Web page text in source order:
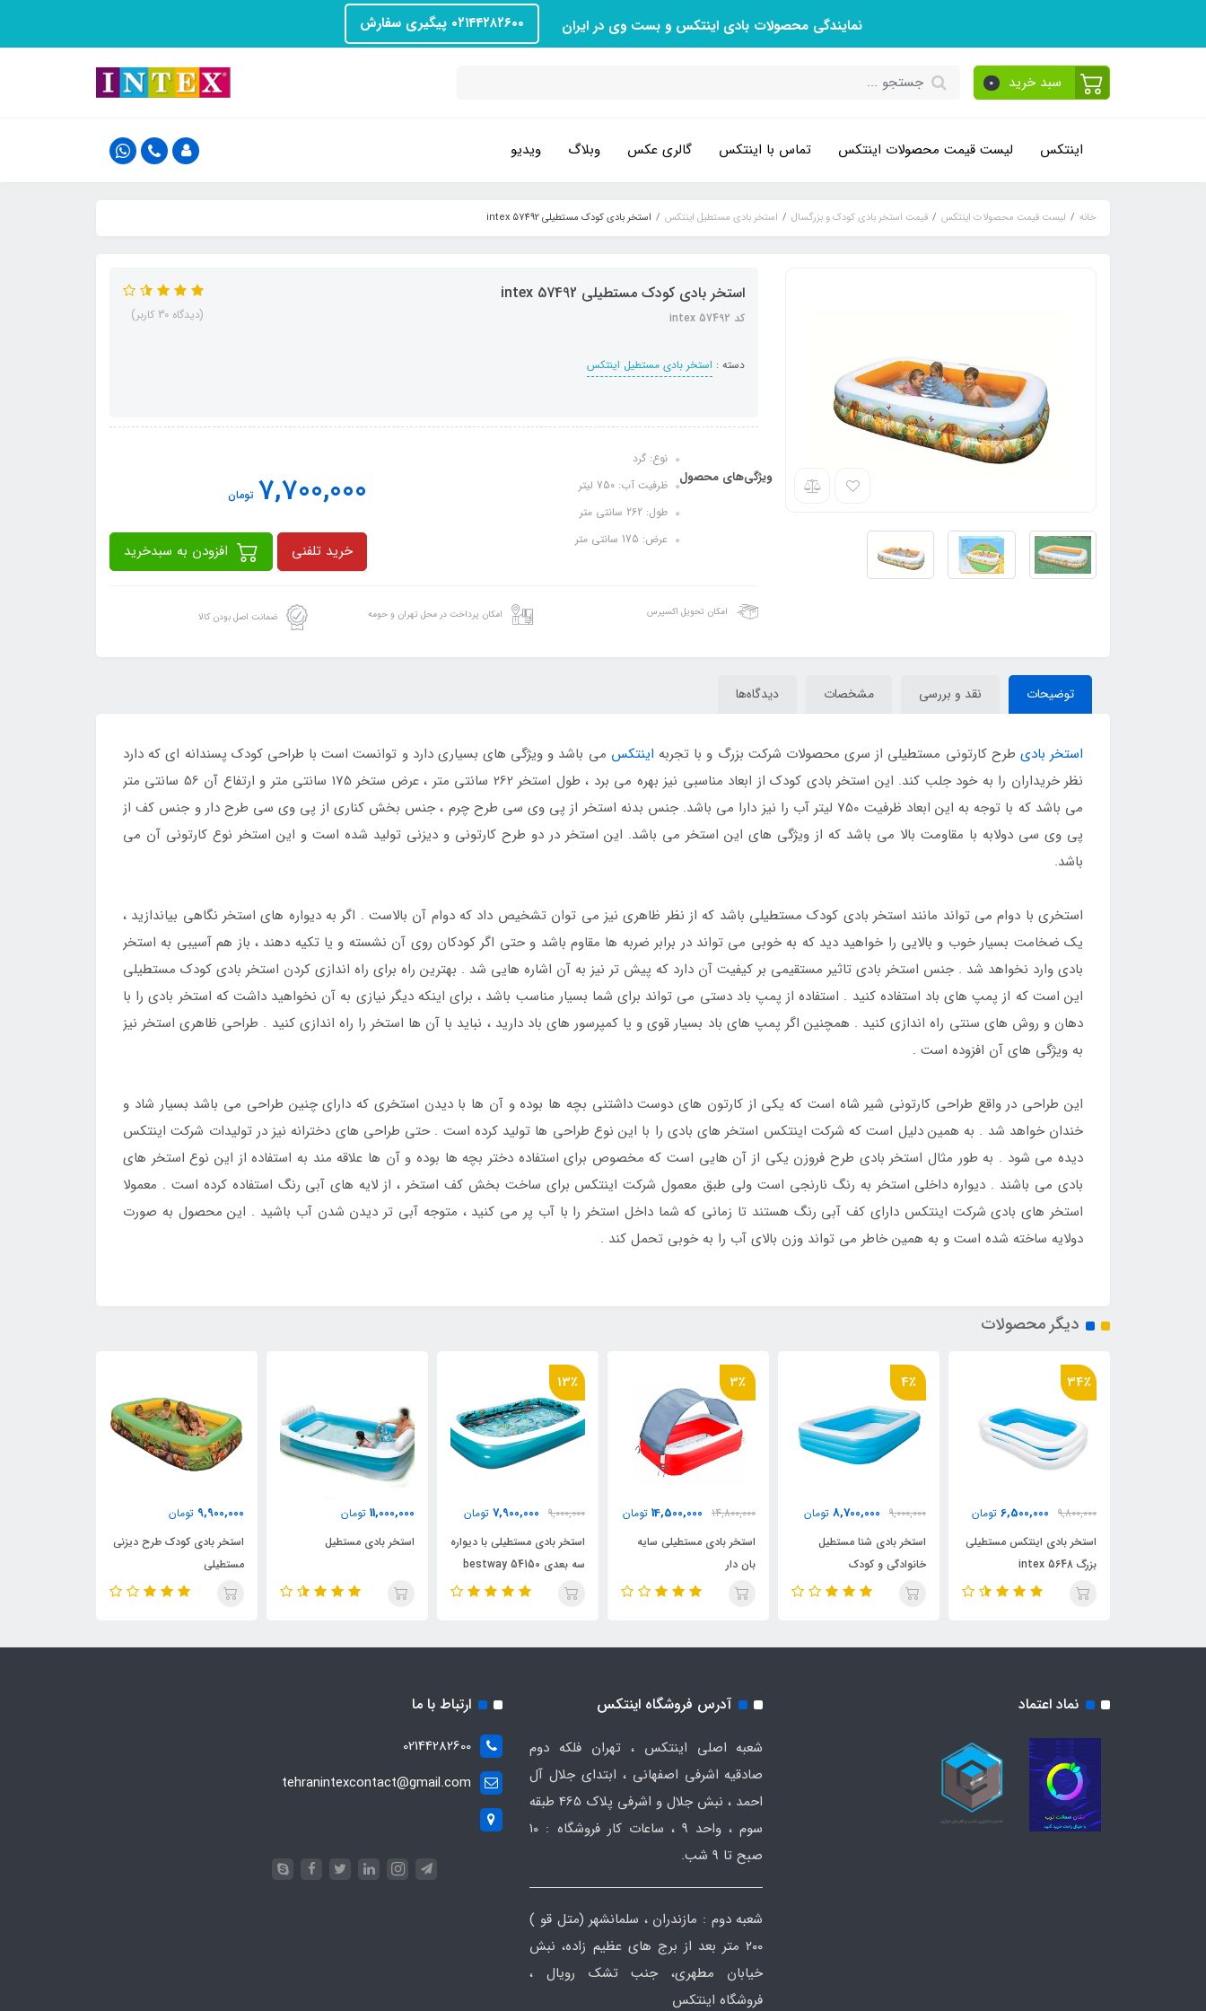
نمایندگی محصولات بادی اینتکس و بست وی در ایران ۰۲۱۴۴۲۸۲۶۰۰ پیگیری سفارش
سبد خرید 0
اینتکس لیست قیمت محصولات اینتکس تماس با اینتکس گالری عکس وبلاگ ویدیو
خانه لیست قیمت محصولات اینتکس قیمت استخر بادی کودک و بزرگسال استخر بادی مستطیل اینتکس استخر بادی کودک مستطیلی intex 57492
استخر بادی کودک مستطیلی intex 57492
کد intex 57492
دسته : استخر بادی مستطیل اینتکس
(دیدگاه 30 کاربر)
ویژگی‌های محصول
نوع: گرد
ظرفیت آب: 750 لیتر
طول: 262 سانتی متر
عرض: 175 سانتی متر
7,700,000 تومان
خرید تلفنی
امکان تحویل اکسپرس امکان پرداخت در محل تهران و حومه ضمانت اصل بودن کالا
توضیحات نقد و بررسی مشخصات دیدگاه‌ها
استخر بادی طرح کارتونی مستطیلی از سری محصولات شرکت بزرگ و با تجربه اینتکس می باشد و ویژگی های بسیاری دارد و توانست است با طراحی کودک پسندانه ای که دارد
نظر خریداران را به خود جلب کند. این استخر بادی کودک از ابعاد مناسبی نیز بهره می برد ، طول استخر 262 سانتی متر ، عرض ستخر 175 سانتی متر و ارتفاع آن 56 سانتی متر
می باشد که با توجه به این ابعاد ظرفیت 750 لیتر آب را نیز دارا می باشد. جنس بدنه استخر از پی وی سی طرح چرم ، جنس بخش کناری از پی وی سی طرح دار و جنس کف از
پی وی سی دولابه با مقاومت بالا می باشد که از ویژگی های این استخر می باشد. این استخر در دو طرح کارتونی و دیزنی تولید شده است و این استخر نوع کارتونی آن می
باشد.
استخری با دوام می تواند مانند استخر بادی کودک مستطیلی باشد که از نظر ظاهری نیز می توان تشخیص داد که دوام آن بالاست . اگر به دیواره های استخر نگاهی بیاندازید ،
یک ضخامت بسیار خوب و بالایی را خواهید دید که به خوبی می تواند در برابر ضربه ها مقاوم باشد و حتی اگر کودکان روی آن نشسته و یا تکیه دهند ، باز هم آسیبی به استخر
بادی وارد نخواهد شد . جنس استخر بادی تاثیر مستقیمی بر کیفیت آن دارد که پیش تر نیز به آن اشاره هایی شد . بهترین راه برای راه اندازی کردن استخر بادی کودک مستطیلی
این است که از پمپ های باد استفاده کنید . استفاده از پمپ باد دستی می تواند برای شما بسیار مناسب باشد ، برای اینکه دیگر نیازی به آن نخواهید داشت که استخر بادی را با
دهان و روش های سنتی راه اندازی کنید . همچنین اگر پمپ های باد بسیار قوی و یا کمپرسور های باد دارید ، نباید با آن ها استخر را راه اندازی کنید . طراحی ظاهری استخر نیز
به ویژگی های آن افزوده است .
این طراحی در واقع طراحی کارتونی شیر شاه است که یکی از کارتون های دوست داشتنی بچه ها بوده و آن ها با دیدن استخری که دارای چنین طراحی می باشد بسیار شاد و
خندان خواهد شد . به همین دلیل است که شرکت اینتکس استخر های بادی را با این نوع طراحی ها تولید کرده است . حتی طراحی های دخترانه نیز در تولیدات شرکت اینتکس
دیده می شود . به طور مثال استخر بادی طرح فروزن یکی از آن هایی است که مخصوص برای استفاده دختر بچه ها بوده و آن ها علاقه مند به استفاده از این نوع استخر های
بادی می باشند . دیواره داخلی استخر به رنگ نارنجی است ولی طبق معمول شرکت اینتکس برای ساخت بخش کف استخر ، از لایه های آبی رنگ استفاده کرده است . معمولا
استخر های بادی شرکت اینتکس دارای کف آبی رنگ هستند تا زمانی که شما داخل استخر را با آب پر می کنید ، متوجه آبی تر دیدن شدن آب باشید . این محصول به صورت
دولایه ساخته شده است و به همین خاطر می تواند وزن بالای آب را به خوبی تحمل کند .
دیگر محصولات
تومان
بادی اینتکس مستطیلی
9,000,000
8,700,000
استخر بادی شنا مستطیل
خانوادگی و کودک
14,800,000
14,500,000
تومان
استخر بادی مستطیلی سایه
بان دار
9,000,000
7,900,000
استخر بادی مستطیلی با دیواره
11,000,000 تومان
استخر بادی مستطیل
9,900,000
استخر بادی کودک طرح دیزنی
12,000,000
استخر بادی بزرگ خانوادگی
نماد اعتماد آدرس فروشگاه اینتکس
شعبه اصلی اینتکس ، تهران فلکه دوم
صادقیه اشرفی اصفهانی ، ابتدای جلال آل
احمد ، نبش جلال و اشرفی پلاک 465 طبقه
سوم ، واحد ۹ ، ساعات کار فروشگاه : ۱۰
صبح تا ۹ شب.
شعبه دوم : مازندران ، سلمانشهر (متل قو )
۲۰۰ متر بعد از برج های عظیم زاده، نبش
خیابان مطهری، جنب تشک رویال ،
فروشگاه اینتکس
ارتباط با ما
02144282600
tehranintexcontact@gmail.com